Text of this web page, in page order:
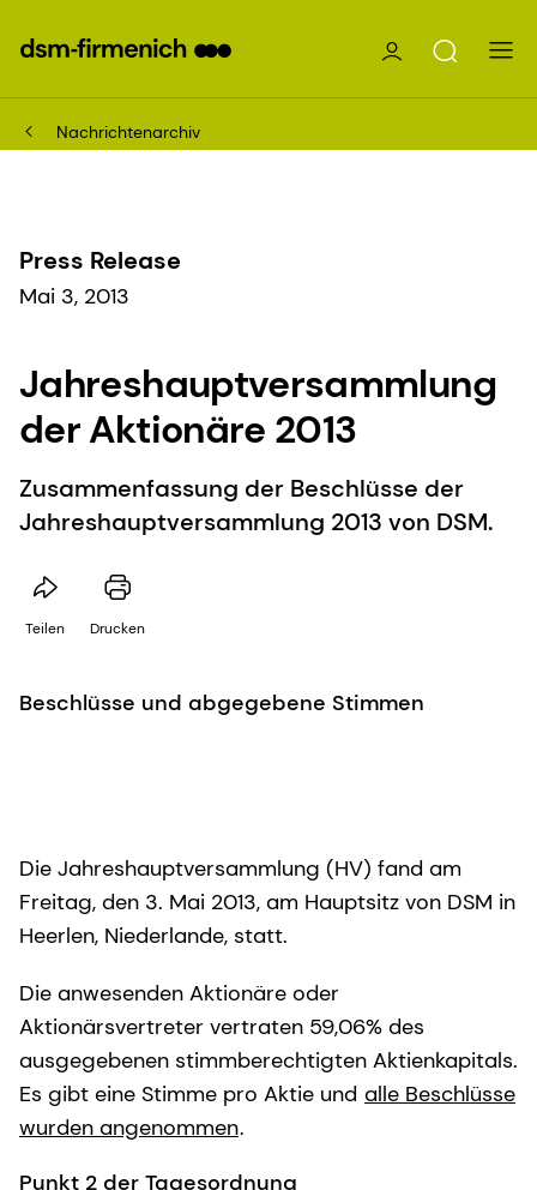
Nachrichtenarchiv
Press Release
Mai 3, 2013
Jahreshauptversammlung
der Aktionäre 2013
Zusammenfassung der Beschlüsse der
Jahreshauptversammlung 2013 von DSM.
Teilen Drucken
Beschlüsse und abgegebene Stimmen
Die Jahreshauptversammlung (HV) fand am
Freitag, den 3. Mai 2013, am Hauptsitz von DSM in
Heerlen, Niederlande, statt.
Die anwesenden Aktionäre oder
Aktionärsvertreter vertraten 59,06% des
ausgegebenen stimmberechtigten Aktienkapitals.
Es gibt eine Stimme pro Aktie und alle Beschlüsse
wurden angenommen.
Punkt 2 der Tagesordnung